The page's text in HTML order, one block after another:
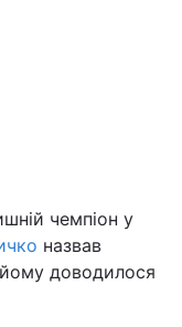
чемпіон у
назвав
доводилося